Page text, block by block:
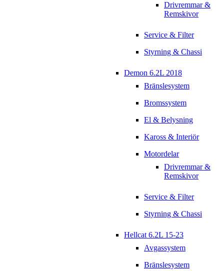
Drivremmar &
Remskivor
Service & Filter
Styrning & Chassi
Demon 6.2L 2018
Bränslesystem
Bromssystem
El & Belysning
Kaross & Interiör
Motordelar
Drivremmar &
Remskivor
Service & Filter
Styrning & Chassi
Hellcat 6.2L 15-23
Avgassystem
Bränslesystem